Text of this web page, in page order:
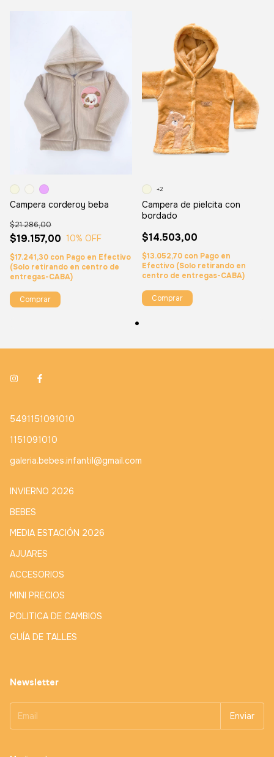
Campera corderoy beba
$19.157,00
$21.286,00
10% OFF
$17.241,30 con Pago en Efectivo
(Solo retirando en centro de
entregas-CABA)
Comprar
Campera de pielcita con
bordado
$14.503,00
$13.052,70 con Pago en
Efectivo (Solo retirando en
centro de entregas-CABA)
+2
Comprar
5491151091010
1151091010
galeria.bebes.infantil@gmail.com
INVIERNO 2026
BEBES
MEDIA ESTACIÓN 2026
AJUARES
ACCESORIOS
MINI PRECIOS
POLITICA DE CAMBIOS
GUÍA DE TALLES
Newsletter